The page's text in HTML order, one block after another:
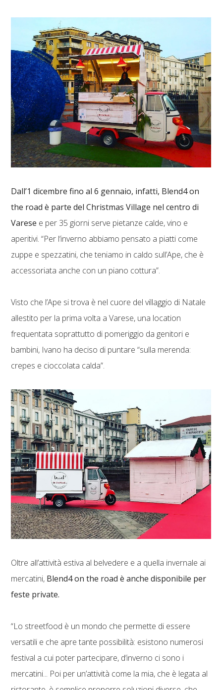
Dall’1 dicembre fino al 6 gennaio, infatti, Blend4 on
the road è parte del Christmas Village nel centro di
Varese e per 35 giorni serve pietanze calde, vino e
aperitivi. “Per l’inverno abbiamo pensato a piatti come
zuppe e spezzatini, che teniamo in caldo sull’Ape, che è
accessoriata anche con un piano cottura”.
Visto che l’Ape si trova è nel cuore del villaggio di Natale
allestito per la prima volta a Varese, una location
frequentata soprattutto di pomeriggio da genitori e
bambini, Ivano ha deciso di puntare “sulla merenda:
crepes e cioccolata calda”.
Oltre all’attività estiva al belvedere e a quella invernale ai
mercatini, Blend4 on the road è anche disponibile per
feste private.
“Lo streetfood è un mondo che permette di essere
versatili e che apre tante possibilità: esistono numerosi
festival a cui poter partecipare, d’inverno ci sono i
mercatini... Poi per un’attività come la mia, che è legata al